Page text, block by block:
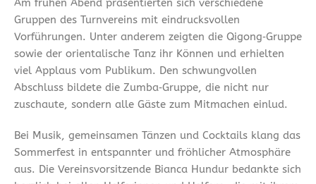
Am frühen Abend präsentierten sich verschiedene
Gruppen des Turnvereins mit eindrucksvollen
Vorführungen. Unter anderem zeigten die Qigong‑Gruppe
sowie der orientalische Tanz ihr Können und erhielten
viel Applaus vom Publikum. Den schwungvollen
Abschluss bildete die Zumba‑Gruppe, die nicht nur
zuschaute, sondern alle Gäste zum Mitmachen einlud.
Bei Musik, gemeinsamen Tänzen und Cocktails klang das
Sommerfest in entspannter und fröhlicher Atmosphäre
aus. Die Vereinsvorsitzende Bianca Hundur bedankte sich